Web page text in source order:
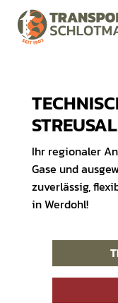
Ihr regionaler
Gase und
zuverlässig,
in Werdohl!